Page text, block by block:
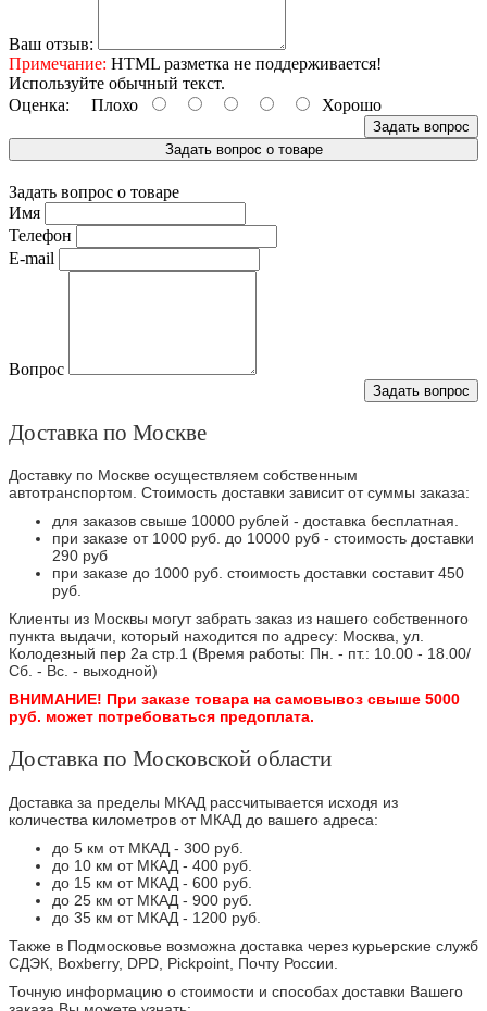
Ваш отзыв:
Примечание: HTML разметка не поддерживается!
Используйте обычный текст.
Оценка: Плохо Хорошо
Задать вопрос
Задать вопрос о товаре
Задать вопрос о товаре
Имя
Телефон
E-mail
Вопрос
Задать вопрос
Доставка по Москве
Доставку по Москве осуществляем собственным
автотранспортом. Стоимость доставки зависит от суммы заказа:
для заказов свыше 10000 рублей - доставка бесплатная.
при заказе от 1000 руб. до 10000 руб - стоимость доставки
290 руб
при заказе до 1000 руб. стоимость доставки составит 450
руб.
Клиенты из Москвы могут забрать заказ из нашего собственного
пункта выдачи, который находится по адресу: Москва, ул.
Колодезный пер 2а стр.1 (Время работы: Пн. - пт.: 10.00 - 18.00/
Сб. - Вс. - выходной)
ВНИМАНИЕ! При заказе товара на самовывоз свыше 5000
руб. может потребоваться предоплата.
Доставка по Московской области
Доставка за пределы МКАД рассчитывается исходя из
количества километров от МКАД до вашего адреса:
до 5 км от МКАД - 300 руб.
до 10 км от МКАД - 400 руб.
до 15 км от МКАД - 600 руб.
до 25 км от МКАД - 900 руб.
до 35 км от МКАД - 1200 руб.
Также в Подмосковье возможна доставка через курьерские служб
СДЭК, Boxberry, DPD, Pickpoint, Почту России.
Точную информацию о стоимости и способах доставки Вашего